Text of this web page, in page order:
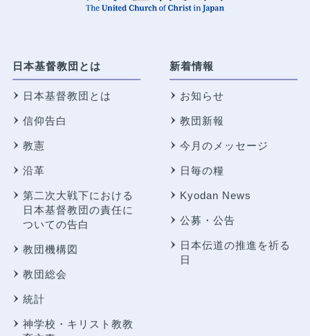
日本基督教団とは
日本基督教団とは
信仰告白
教憲
沿革
第二次大戦下における
日本基督教団の責任に
ついての告白
教団機構図
教団総会
統計
神学校・キリスト教教
新着情報
お知らせ
教団新報
今月のメッセージ
日毎の糧
Kyodan News
公募・公告
日本伝道の推進を祈る
日